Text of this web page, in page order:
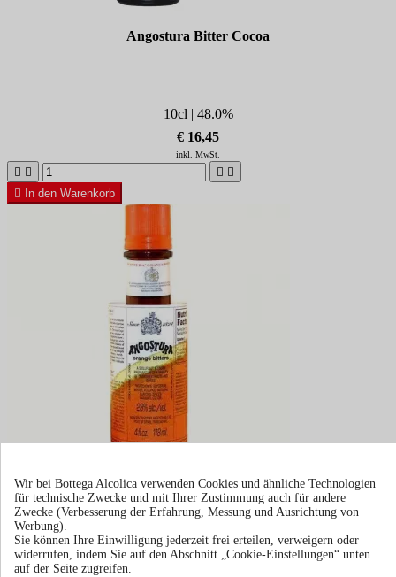
Angostura Bitter Cocoa
10cl | 48.0%
€ 16,45
inkl. MwSt.
   

In den Warenkorb
Angostura Orange
Wir bei Bottega Alcolica verwenden Cookies und ähnliche Technologien
für technische Zwecke und mit Ihrer Zustimmung auch für andere
Zwecke (Verbesserung der Erfahrung, Messung und Ausrichtung von
Werbung).
Sie können Ihre Einwilligung jederzeit frei erteilen, verweigern oder
widerrufen, indem Sie auf den Abschnitt „Cookie-Einstellungen“ unten
auf der Seite zugreifen.